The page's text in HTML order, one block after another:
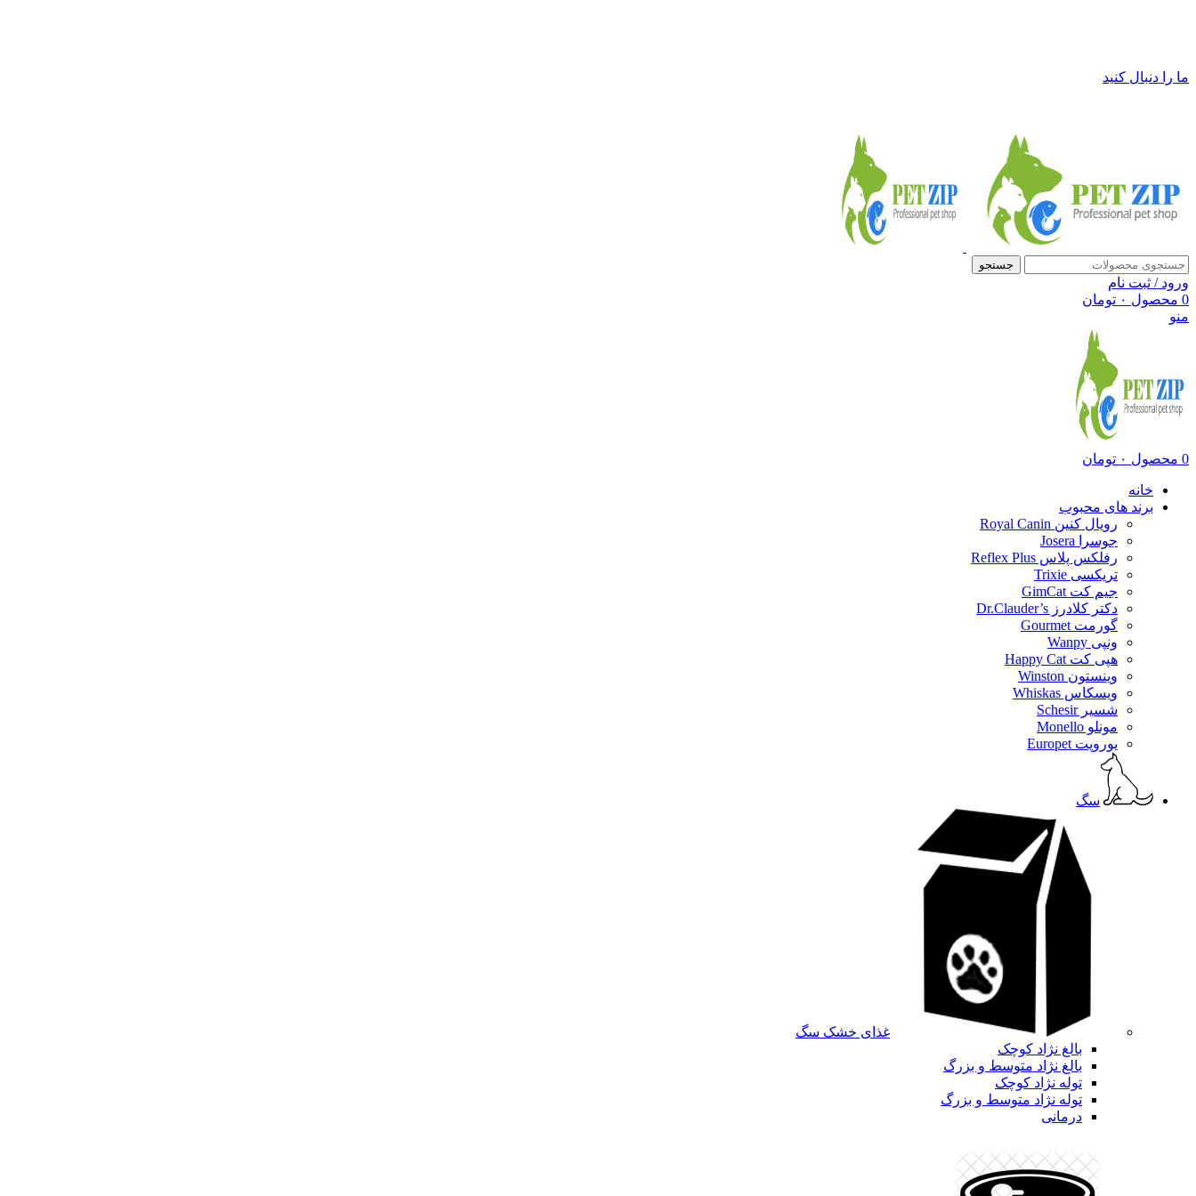
ما را دنبال کنید
جستجو
ورود / ثبت نام
0 محصول ۰ تومان
منو
0 محصول ۰ تومان
خانه
برند های محبوب
رویال کنین Royal Canin
جوسرا Josera
رفلکس پلاس Reflex Plus
تریکسی Trixie
جیم کت GimCat
دکتر کلادرز Dr.Clauder’s
گورمت Gourmet
ونپی Wanpy
هپی کت Happy Cat
وینستون Winston
ویسکاس Whiskas
شسیر Schesir
مونلو Monello
یوروپت Europet
سگ
غذای خشک سگ
بالغ نژاد کوچک
بالغ نژاد متوسط و بزرگ
توله نژاد کوچک
توله نژاد متوسط و بزرگ
درمانی